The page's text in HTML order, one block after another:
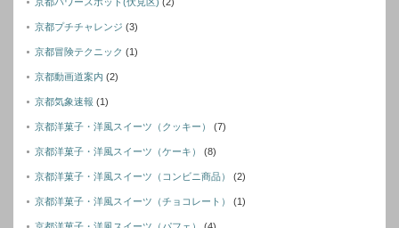
京都プチチャレンジ (3)
京都冒険テクニック (1)
京都動画道案内 (2)
京都気象速報 (1)
京都洋菓子・洋風スイーツ（クッキー） (7)
京都洋菓子・洋風スイーツ（ケーキ） (8)
京都洋菓子・洋風スイーツ（コンビニ商品） (2)
京都洋菓子・洋風スイーツ（チョコレート） (1)